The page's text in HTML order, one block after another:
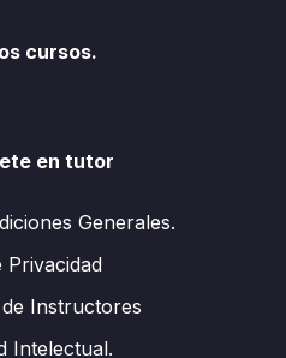
cursos.
en tutor
Generales.
Privacidad
Instructores
Intelectual.